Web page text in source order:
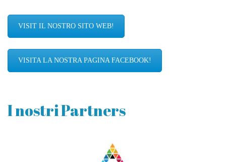
VISIT IL NOSTRO SITO WEB!
VISITA LA NOSTRA PAGINA FACEBOOK!
I nostri Partners